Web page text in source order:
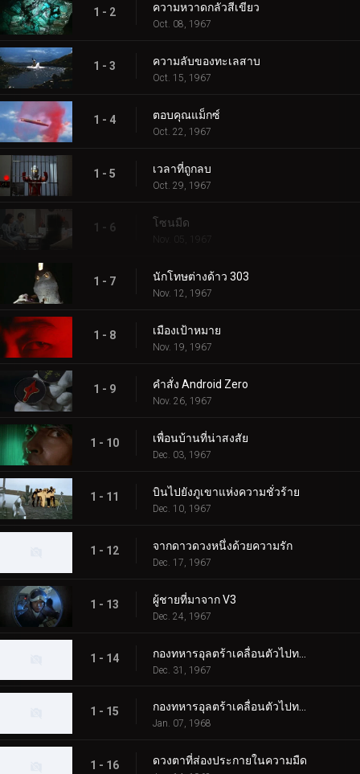
1 - 2 ความหวาดกลัวสีเขียว
Oct. 08, 1967
1 - 3 ความลับของทะเลสาบ
Oct. 15, 1967
1 - 4 ตอบคุณแม็กซ์
Oct. 22, 1967
1 - 5 เวลาที่ถูกลบ
Oct. 29, 1967
1 - 6 โซนมืด
Nov. 05, 1967
1 - 7 นักโทษต่างด้าว 303
Nov. 12, 1967
1 - 8 เมืองเป้าหมาย
Nov. 19, 1967
1 - 9 คำสั่ง Android Zero
Nov. 26, 1967
1 - 10 เพื่อนบ้านที่น่าสงสัย
Dec. 03, 1967
1 - 11 บินไปยังภูเขาแห่งความชั่วร้าย
Dec. 10, 1967
1 - 12 จากดาวดวงหนึ่งด้วยความรัก
Dec. 17, 1967
1 - 13 ผู้ชายที่มาจาก V3
Dec. 24, 1967
1 - 14
Dec. 31, 1967
1 - 15 กองทหารอุลตร้าเคลื่อนตัวไปทางตะวันตก ตอนที่ 2
Jan. 07, 1968
1 - 16 ดวงตาที่ส่องประกายในความมืด